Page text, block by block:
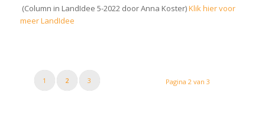
(Column in LandIdee 5-2022 door Anna Koster)Klik hier voor
meer LandIdee
Pagina 2 van 3
1 2 3